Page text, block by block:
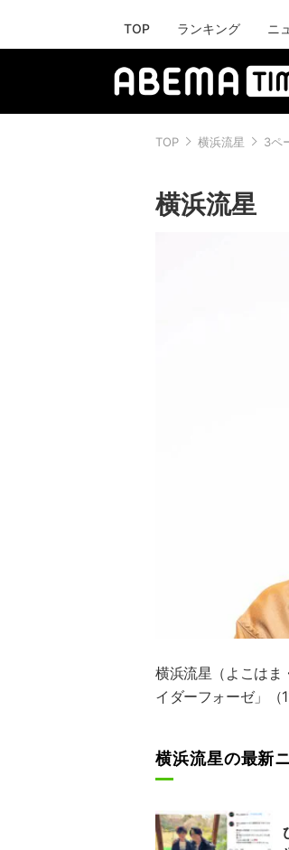
TOP ランキング ニ
TOP 横浜流星 3ペ
横浜流星
横浜流星 （よこは
イダーフォーゼ」（
横浜流星の最新